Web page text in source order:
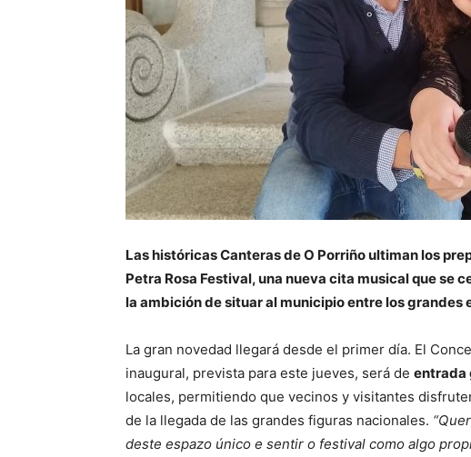
Las históricas Canteras de O Porriño ultiman los
Petra Rosa Festival, una nueva cita musical que se
la ambición de situar al municipio entre los grandes
La gran novedad llegará desde el primer día. El
inaugural, prevista para este jueves, será de entrada
locales, permitiendo que vecinos y visitantes
de la llegada de las grandes figuras nacionales.
deste espazo único e sentir o festival como algo